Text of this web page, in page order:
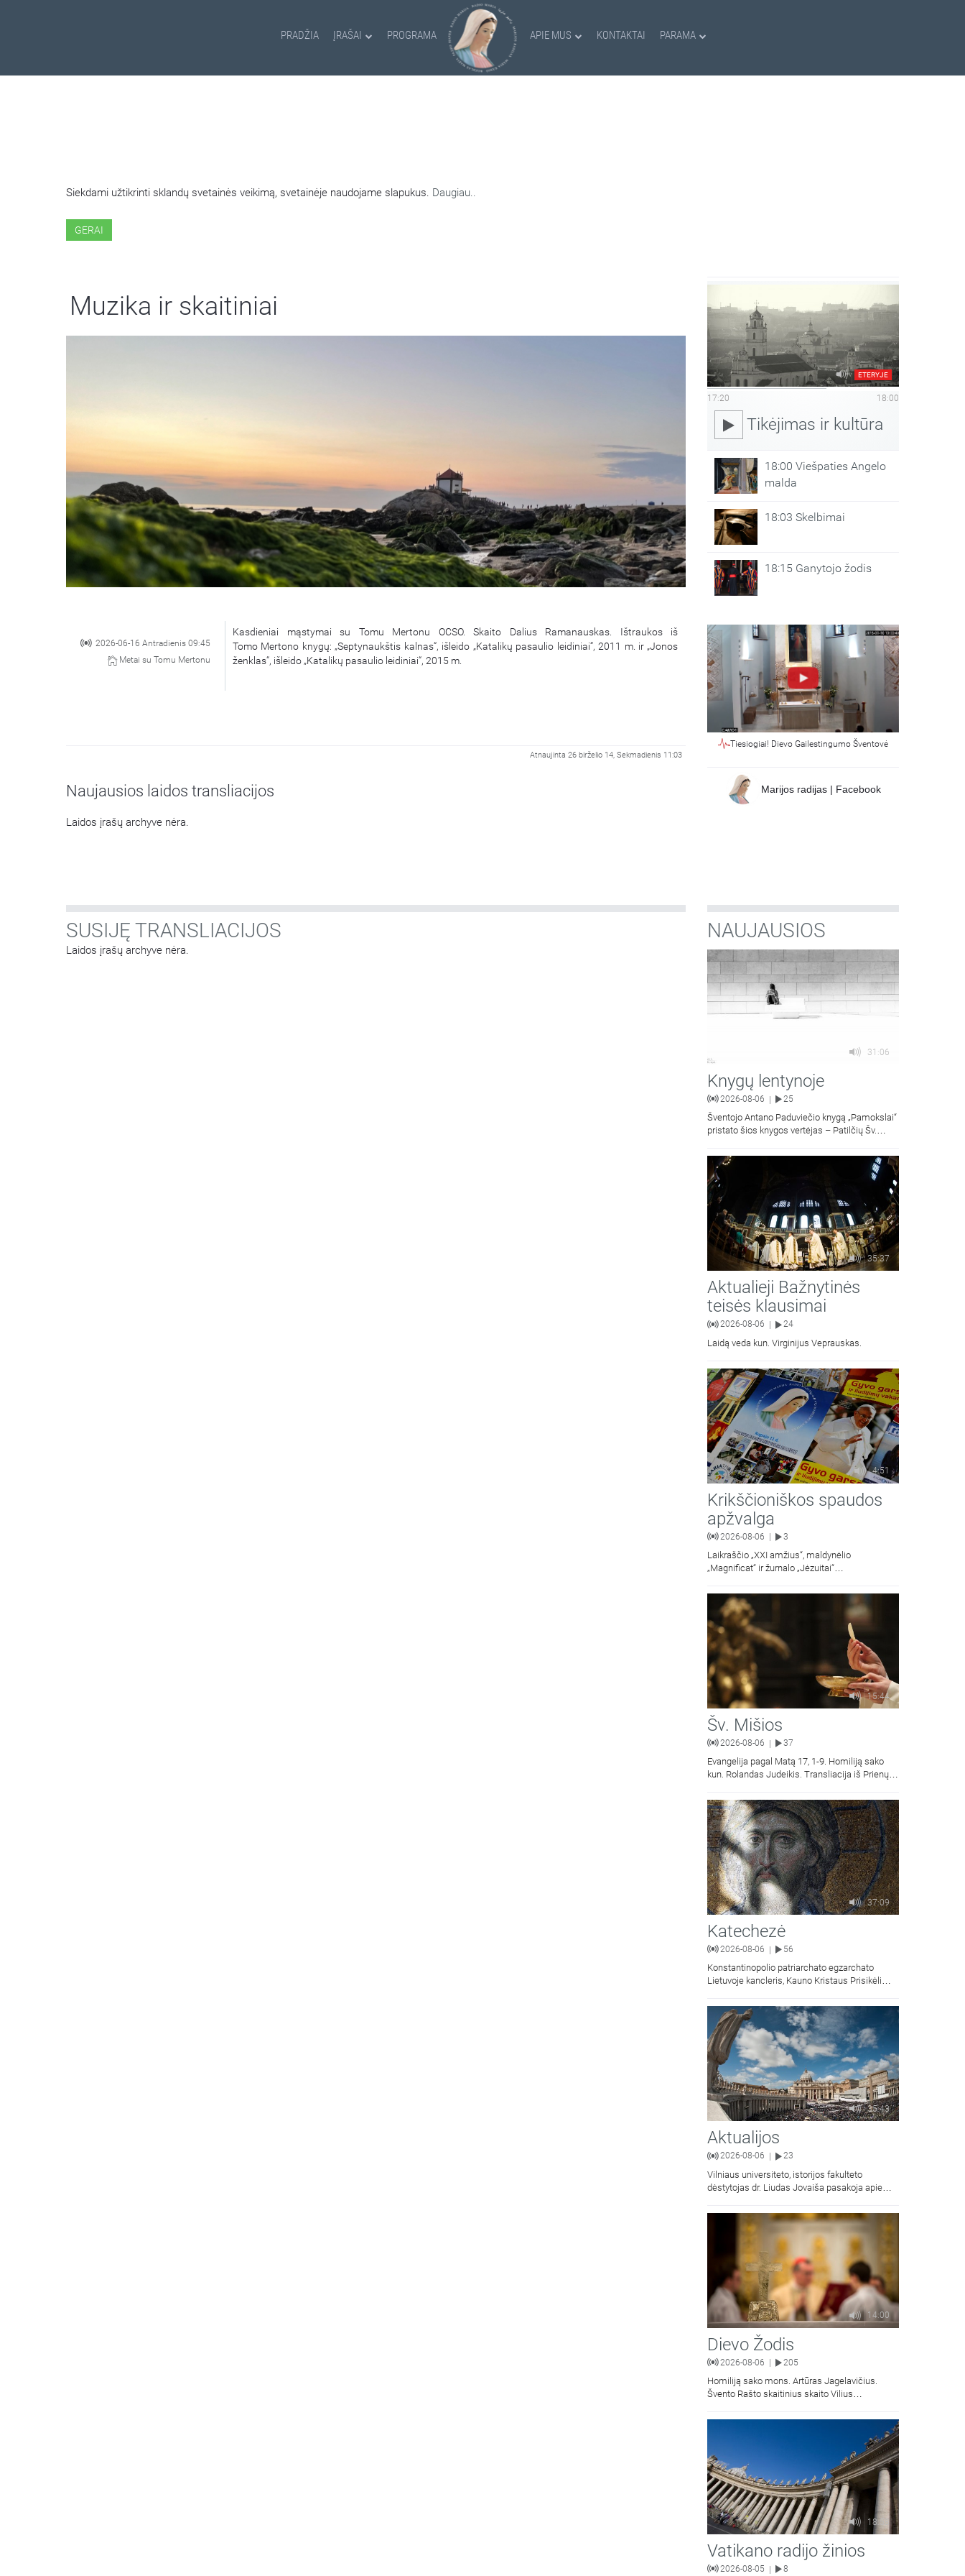
PRADŽIA ĮRAŠAI PROGRAMA APIE MUS KONTAKTAI PARAMA
Siekdami užtikrinti sklandų svetainės veikimą, svetainėje naudojame slapukus. Daugiau..
GERAI
Muzika ir skaitiniai
2026-06-16 Antradienis 09:45
Metai su Tomu Mertonu
Kasdieniai mąstymai su Tomu Mertonu OCSO. Skaito Dalius Ramanauskas. Ištraukos iš
Tomo Mertono knygų: „Septynaukštis kalnas“, išleido „Katalikų pasaulio leidiniai“, 2011 m. ir „Jonos
ženklas“, išleido „Katalikų pasaulio leidiniai“, 2015 m.
Atnaujinta 26 birželio 14, Sekmadienis 11:03
Naujausios laidos transliacijos
Laidos įrašų archyve nėra.
ETERYJE
17:20 18:00
Tikėjimas ir kultūra
18:00 Viešpaties Angelo
malda
18:03 Skelbimai
18:15 Ganytojo žodis
Tiesiogiai! Dievo Gailestingumo Šventovė
Marijos radijas | Facebook
SUSIJĘ TRANSLIACIJOS
Laidos įrašų archyve nėra.
NAUJAUSIOS
31:06
Knygų lentynoje
2026-08-06 | 25
Šventojo Antano Paduviečio knygą „Pamokslai“
pristato šios knygos vertėjas – Patilčių Šv.
moralinės teologijos dr. Algirdas Petras
35:37
Aktualieji Bažnytinės
teisės klausimai
2026-08-06 24
Laidą veda kun. Virginijus Veprauskas.
4:51
Krikščioniškos spaudos
apžvalga
2026-08-06 3
Laikraščio „XXI amžius“, maldynėlio
„Magnificat“ ir žurnalo „Jėzuitai“
15:44
Šv. Mišios
2026-08-06 | 37
Evangelija pagal Matą 17, 1-9. Homiliją sako
kun. Rolandas Judeikis. Transliacija iš Prienų
37:09
Katechezė
2026-08-06 | 56
Konstantinopolio patriarchato egzarchato
Lietuvoje kancleris, Kauno Kristaus Prisikėlimo
kunigas Vitalijus Mockus pasakoja apie
Kristaus Atsimainymo šventę.
35:43
Aktualijos
2026-08-06 23
Vilniaus universiteto, istorijos fakulteto
dėstytojas dr. Liudas Jovaiša pasakoja apie
Jacevičius.
14:00
Dievo Žodis
2026-08-06 205
Homiliją sako mons. Artūras Jagelavičius.
Švento Rašto skaitinius skaito Vilius
18:58
Vatikano radijo žinios
2026-08-05 | 8